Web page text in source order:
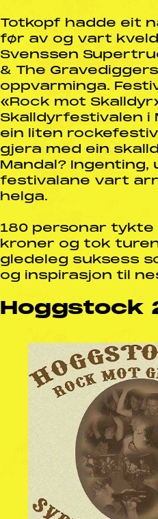
Totkopf hadde eit
før av og vart
Svenssen
& The
oppvarminga.
«Rock mot
Skalldyrfestivalen i
ein liten
gjera med ein
Mandal?
festivalane vart
helga.
180 personar
kroner og tok
gledeleg suksess
og inspirasjon til
Hoggstock